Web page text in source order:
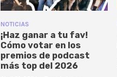
NOTICIAS
¡Haz ganar a tu fav!
Cómo votar en los
premios de podcast
más top del 2026